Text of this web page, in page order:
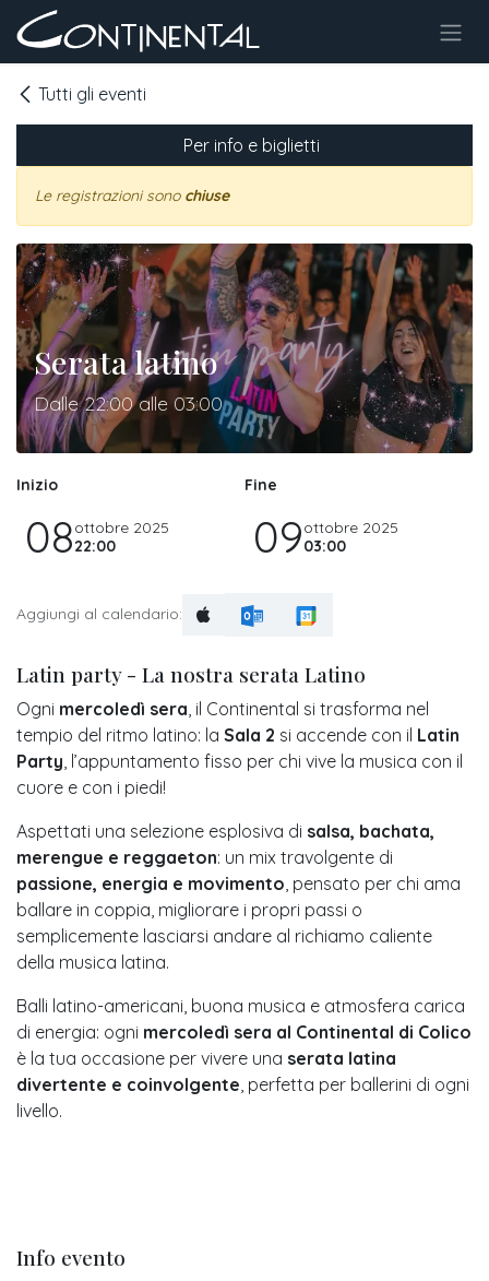
Passa al contenuto
Tutti gli eventi
Per info e biglietti
Le registrazioni sono chiuse
Serata latino
Dalle 22:00 alle 03:00
Inizio
08ottobre 2025
22:00
Fine
09ottobre 2025
03:00
Aggiungi al calendario:
Latin party - La nostra serata Latino
Ogni mercoledì sera , il Continental si trasforma nel
tempio del ritmo latino: la Sala 2 si accende con il Latin
Party , l’appuntamento fisso per chi vive la musica con il
cuore e con i piedi!
Aspettati una selezione esplosiva di salsa, bachata,
merengue e reggaeton: un mix travolgente di
passione, energia e movimento , pensato per chi ama
ballare in coppia, migliorare i propri passi o
semplicemente lasciarsi andare al richiamo caliente
della musica latina.
Balli latino-americani, buona musica e atmosfera carica
di energia: ogni mercoledì sera al Continental di Colico
è la tua occasione per vivere una serata latina
divertente e coinvolgente , perfetta per ballerini di ogni
livello.
Info evento